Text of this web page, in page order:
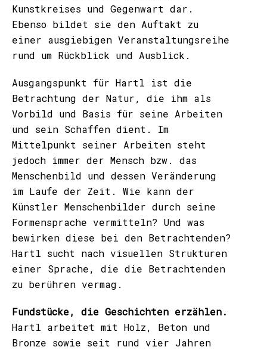
Kunstkreises und Gegenwart dar.
Ebenso bildet sie den Auftakt zu
einer ausgiebigen Veranstaltungsreihe
rund um Rückblick und Ausblick.
Ausgangspunkt für Hartl ist die
Betrachtung der Natur, die ihm als
Vorbild und Basis für seine Arbeiten
und sein Schaffen dient. Im
Mittelpunkt seiner Arbeiten steht
jedoch immer der Mensch bzw. das
Menschenbild und dessen Veränderung
im Laufe der Zeit. Wie kann der
Künstler Menschenbilder durch seine
Formensprache vermitteln? Und was
bewirken diese bei den Betrachtenden?
Hartl sucht nach visuellen Strukturen
einer Sprache, die die Betrachtenden
zu berühren vermag.
Fundstücke, die Geschichten erzählen.
Hartl arbeitet mit Holz, Beton und
Bronze sowie seit rund vier Jahren